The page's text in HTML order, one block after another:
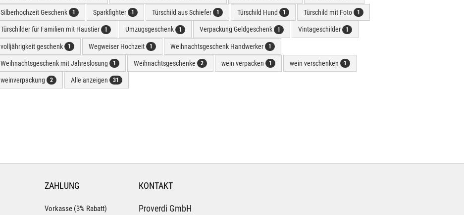
Silberhochzeit Geschenk 1 Sparkfighter 1 Türschild aus Schiefer 1 Türschild Hund 1 Türschild mit Foto 1
Türschilder für Familien mit Haustier 1 Umzugsgeschenk 1 Verpackung Geldgeschenk 1 Vintageschilder 1
volljährigkeit geschenk 1 Wegweiser Hochzeit 1 Weihnachtsgeschenk Handwerker 1
Weihnachtsgeschenk mit Jahreslosung 1 Weihnachtsgeschenke 2 wein verpacken 1 wein verschenken 1
weinverpackung 2 Alle anzeigen 31
ZAHLUNG
Vorkasse (3% Rabatt)
KONTAKT
Proverdi GmbH